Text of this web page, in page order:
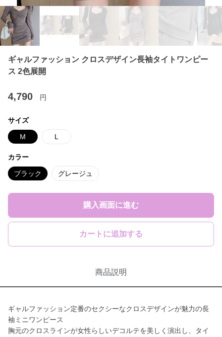
ギャルファッション クロスデザイン長袖タイトワンピー
ス 2色展開
4,790 円
サイズ
M L
カラー
ブラック グレージュ
購入画面に進む
カートに追加する
商品説明
ギャルファッション定番のセクシーなクロスデザインが魅力の長
袖ミニワンピース
胸元のクロスラインが女性らしいデコルテを美しく演出し、タイ